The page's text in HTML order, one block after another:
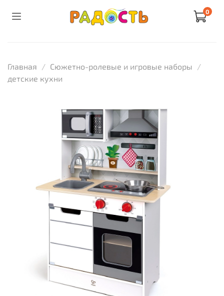
0
Главная
Сюжетно-ролевые и игровые наборы
детские кухни